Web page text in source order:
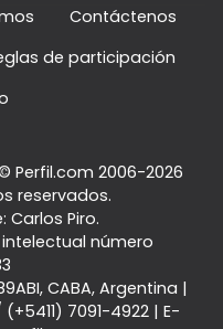
Contáctenos
de participación
Perfil.com 2006-2026
reservados.
Carlos Piro.
número
, CABA, Argentina |
(+5411) 7091-4922| E-